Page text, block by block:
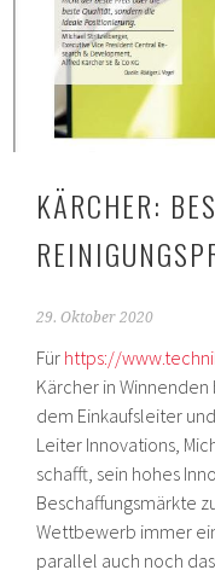
KÄRCHER:
29. Oktober 2020
Für https://
Kärcher in
dem Einkaufsleiter
Leiter Innovations,
schafft, sein hohes
Beschaffungsmärkte
Wettbewerb immer
parallel auch noch